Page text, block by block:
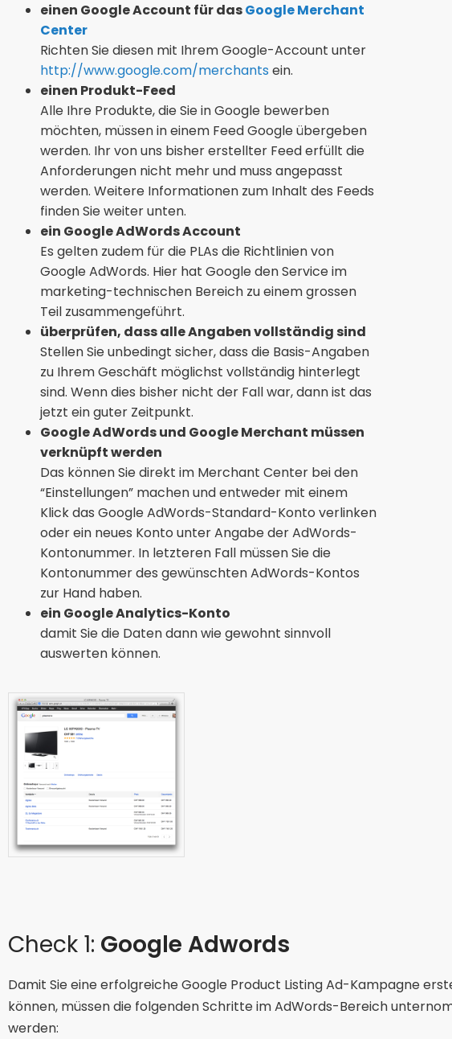
einen Google Account für dasGoogle Merchant
Center
Richten Sie diesen mit Ihrem Google-Account unter
http://www.google.com/merchants ein.
einen Produkt-Feed
Alle Ihre Produkte, die Sie in Google bewerben
möchten, müssen in einem Feed Google übergeben
werden. Ihr von uns bisher erstellter Feed erfüllt die
Anforderungen nicht mehr und muss angepasst
werden. Weitere Informationen zum Inhalt des Feeds
finden Sie weiter unten.
ein Google AdWords Account
Es gelten zudem für die PLAs die Richtlinien von
Google AdWords. Hier hat Google den Service im
marketing-technischen Bereich zu einem grossen
Teil zusammengeführt.
überprüfen, dass alle Angaben vollständig sind
Stellen Sie unbedingt sicher, dass die Basis-Angaben
zu Ihrem Geschäft möglichst vollständig hinterlegt
sind. Wenn dies bisher nicht der Fall war, dann ist das
jetzt ein guter Zeitpunkt.
Google AdWords und Google Merchant müssen
verknüpft werden
Das können Sie direkt im Merchant Center bei den
“Einstellungen” machen und entweder mit einem
Klick das Google AdWords-Standard-Konto verlinken
oder ein neues Konto unter Angabe der AdWords-
Kontonummer. In letzteren Fall müssen Sie die
Kontonummer des gewünschten AdWords-Kontos
zur Hand haben.
ein Google Analytics-Konto
damit Sie die Daten dann wie gewohnt sinnvoll
auswerten können.
Check 1: Google Adwords
Damit Sie eine erfolgreiche Google Product Listing Ad-Kampagne
können, müssen die folgenden Schritte im AdWords-Bereich
werden: